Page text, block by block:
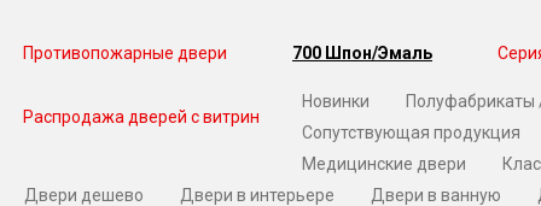
Противопожарные двери 700 Шпон/Эмаль
Распродажа дверей с витрин
Новинки
Сопутствующая продукция
Медицинские двери
Двери дешево
Двери в интерьере Двери в ванную